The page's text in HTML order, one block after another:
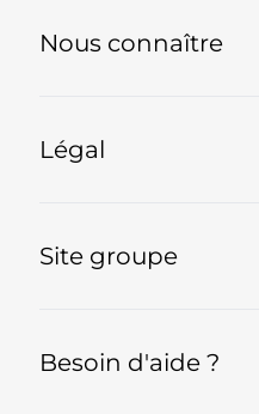
Nous connaître
Légal
Site groupe
Besoin d'aide ?